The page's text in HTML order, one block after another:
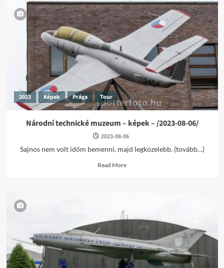
2023 Képek Prága Tour
Národní technické muzeum – képek – /2023-08-06/
2023-08-06
Sajnos nem volt időm bemenni, majd legközelebb. (tovább…)
Read MoreRead
–
képek
/2023-
08-
06/